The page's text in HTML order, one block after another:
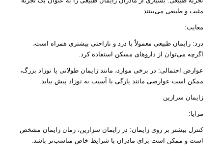
مثبت و طبیعی می‌بینند.
معایب:
درد: زایمان طبیعی معمولاً با درد و ناراحتی بیشتری همراه است،
اگرچه می‌توان از داروهای مسکن استفاده کرد.
عوارض احتمالی: در برخی موارد، مانند زایمان طولانی یا نوزاد بزرگ،
ممکن است عوارضی مانند پارگی یا آسیب به نوزاد پیش بیاید.
زایمان سزارین
مزایا:
کنترل بیشتر بر روی زایمان: در زایمان سزارین، زمان زایمان مشخص
است و ممکن است برای مادران با شرایط خاص مناسب‌تر باشد.